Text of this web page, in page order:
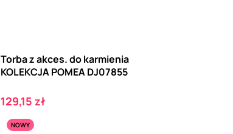
Torba z akces. do karmienia
KOLEKCJA POMEA DJ07855
Cena
129,15 zł
NOWY